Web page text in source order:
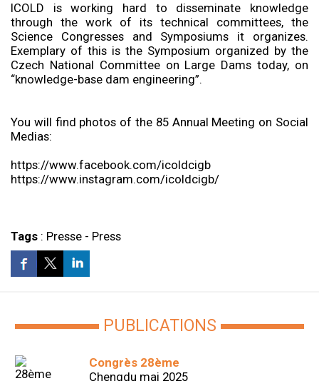
PUBLICATIONS
Congrès 28ème
Chengdu mai 2025
ICOLD is working hard to disseminate knowledge
through the work of its technical committees, the
Science Congresses and Symposiums it organizes.
Exemplary of this is the Symposium organized by the
Czech National Committee on Large Dams today, on
“knowledge-base dam engineering”.
You will find photos of the 85 Annual Meeting on Social
Medias:
https://www.facebook.com/icoldcigb
https://www.instagram.com/icoldcigb/
Tags: Presse- Press